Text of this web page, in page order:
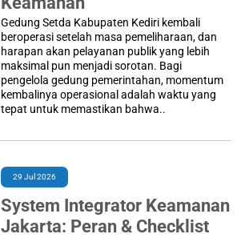
Gedung Setda Kabupaten Kediri kembali
beroperasi setelah masa pemeliharaan, dan
harapan akan pelayanan publik yang lebih
maksimal pun menjadi sorotan. Bagi
pengelola gedung pemerintahan, momentum
kembalinya operasional adalah waktu yang
tepat untuk memastikan bahwa..
29 Jul 2026
System Integrator Keamanan
Jakarta: Peran & Checklist